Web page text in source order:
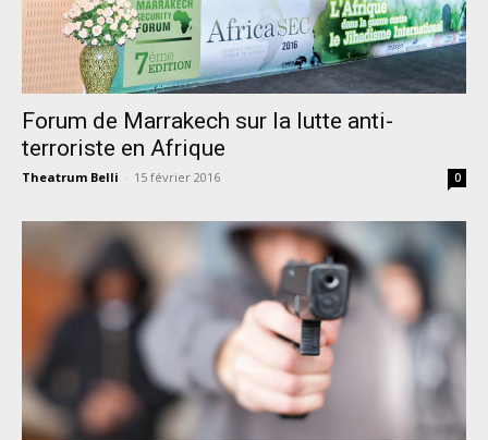
Forum de Marrakech sur la lutte anti-
terroriste en Afrique
Theatrum Belli - 15 février 2016 0